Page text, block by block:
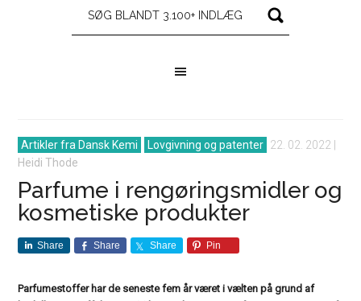
Artikler fra Dansk Kemi Lovgivning og patenter 22. 02. 2022
Heidi Thode
Parfume i rengøringsmidler og
kosmetiske produkter
Share Share Share Pin
Parfumestoffer har de seneste fem år været i vælten på grund af